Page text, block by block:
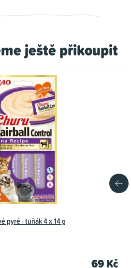
ještě přikoupit
pyré - tuňák 4 x 14 g
69 Kč